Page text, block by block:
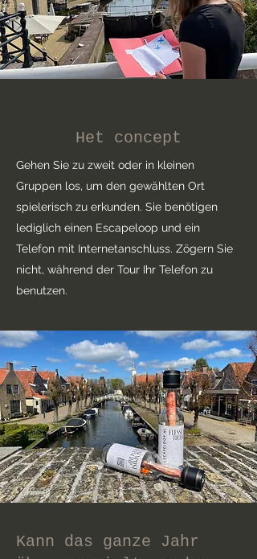
Het concept
Gehen Sie zu zweit oder in kleinen
Gruppen los, um den gewählten Ort
spielerisch zu erkunden. Sie benötigen
lediglich einen Escapeloop und ein
Telefon mit Internetanschluss. Zögern Sie
nicht, während der Tour Ihr Telefon zu
benutzen.
Kann das ganze Jahr